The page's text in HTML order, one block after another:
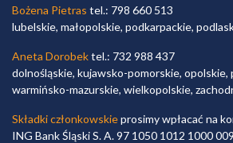
Bożena Pietras tel.: 798 660 513
lubelskie, małopolskie, podkarpackie,
Aneta Dorobektel.: 732 988 437
dolnośląskie, kujawsko-pomorskie, opolskie,
warmińsko-mazurskie, wielkopolskie,
Składki członkowskieprosimy wpłacać na
ING Bank Śląski S. A. 97 1050 1012 1000